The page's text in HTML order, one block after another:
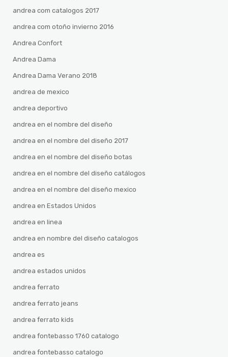
andrea com catalogos 2017
andrea com otoño invierno 2016
Andrea Confort
Andrea Dama
Andrea Dama Verano 2018
andrea de mexico
andrea deportivo
andrea en el nombre del diseño
andrea en el nombre del diseño 2017
andrea en el nombre del diseño botas
andrea en el nombre del diseño catálogos
andrea en el nombre del diseño mexico
andrea en Estados Unidos
andrea en linea
andrea en nombre del diseño catalogos
andrea es
andrea estados unidos
andrea ferrato
andrea ferrato jeans
andrea ferrato kids
andrea fontebasso 1760 catalogo
andrea fontebasso catalogo